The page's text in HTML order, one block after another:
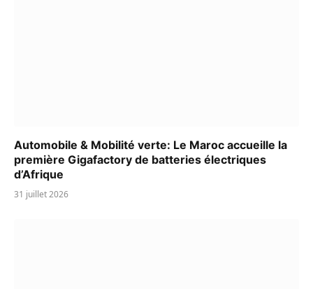
Automobile & Mobilité verte: Le Maroc accueille la
première Gigafactory de batteries électriques
d’Afrique
31 juillet 2026